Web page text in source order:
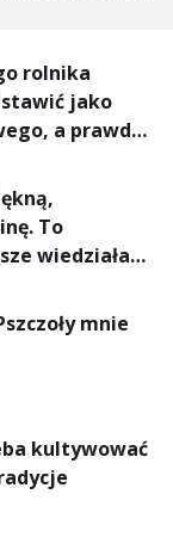
rolnika
jako
a prawda
To
wiedziałam,
mnie
kultywować